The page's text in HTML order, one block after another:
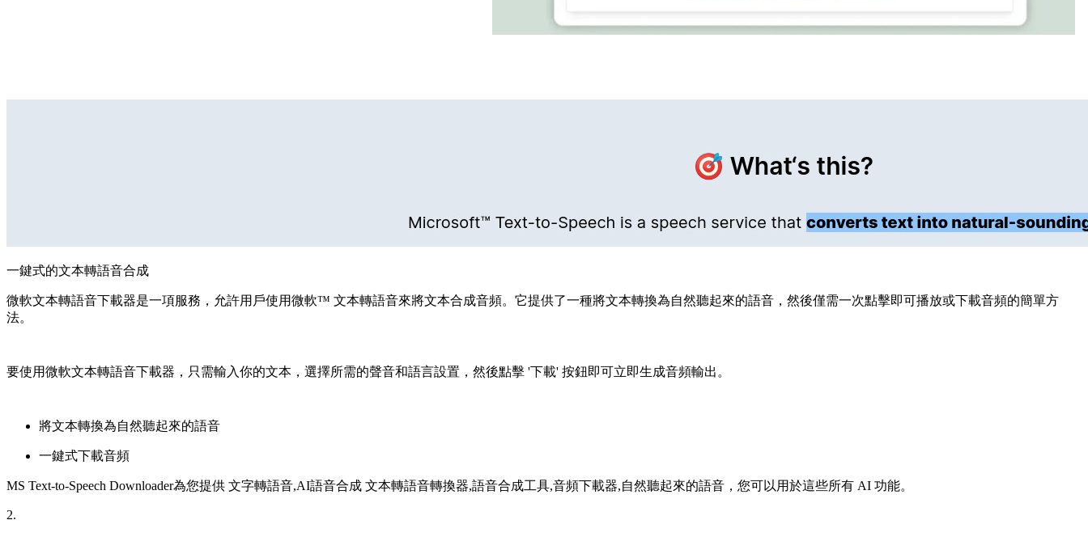
一鍵式的文本轉語音合成
微軟文本轉語音下載器是一項服務，允許用戶使用微軟™ 文本轉語音來將文本合成音頻。它提供了一種將文本轉換為自然聽起來的語音，然後僅需一次點擊即可播放或下載音頻的簡單方
法。
要使用微軟文本轉語音下載器，只需輸入你的文本，選擇所需的聲音和語言設置，然後點擊 '下載' 按鈕即可立即生成音頻輸出。
將文本轉換為自然聽起來的語音
一鍵式下載音頻
MS Text-to-Speech Downloader為您提供 文字轉語音,AI語音合成 文本轉語音轉換器,語音合成工具,音頻下載器,自然聽起來的語音，您可以用於這些所有 AI 功能。
2.